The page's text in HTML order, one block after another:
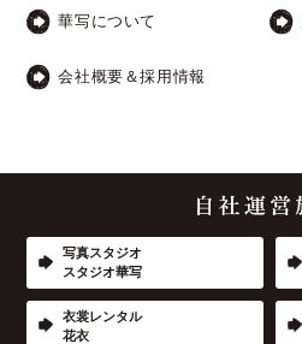
華写について
会社概要＆採用情報
写真スタジオ
スタジオ華写
衣裳レンタル
花衣